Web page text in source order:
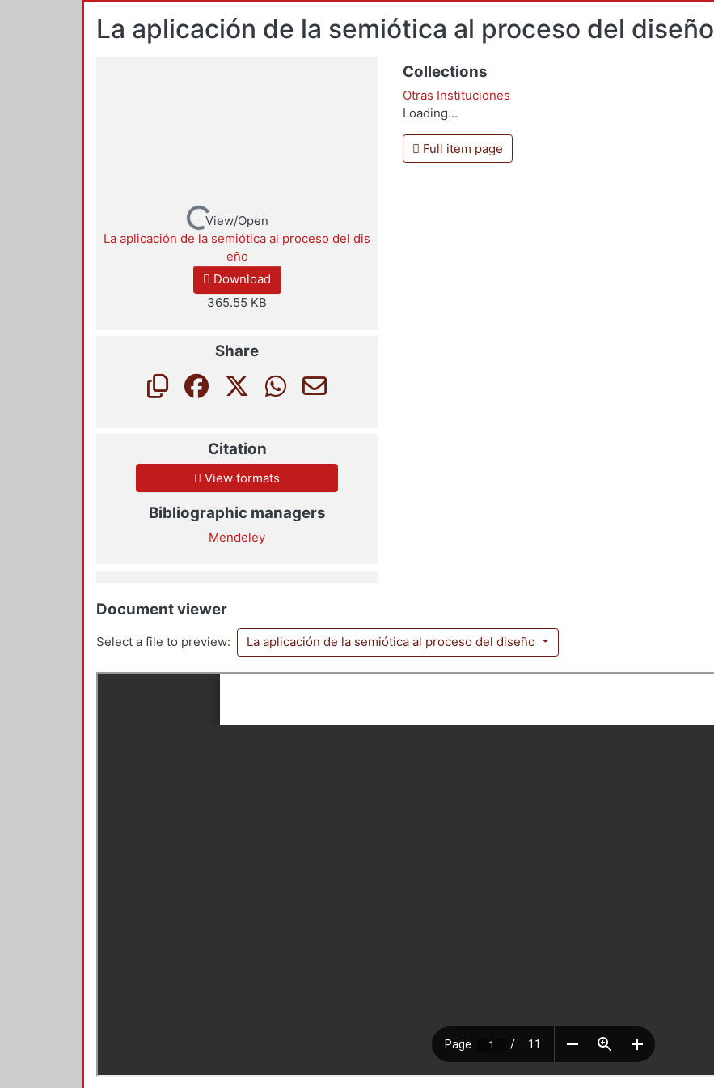
La aplicación de la semiótica al proceso del diseño
Loading...View/Open
La aplicación de la semiótica al proceso del dis
eño
Download
365.55 KB
Share
Citation
View formats
Bibliographic managers
Mendeley
Collections
Otras Instituciones
Loading...
Full item page
Document viewer
Select a file to preview: La aplicación de la semiótica al proceso del diseño